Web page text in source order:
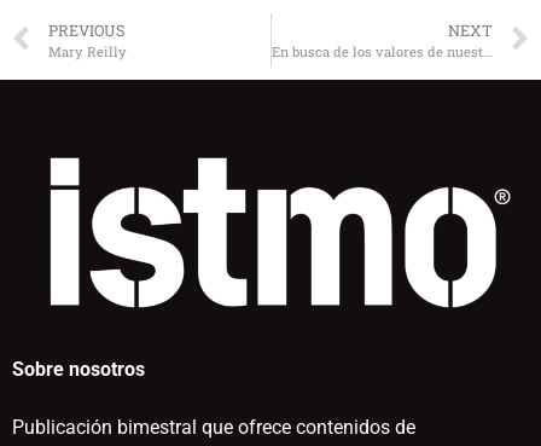
PREVIOUS
Mary Reilly
NEXT
En busca de los valores de nuestra época
Sobre nosotros
Publicación bimestral que ofrece contenidos de